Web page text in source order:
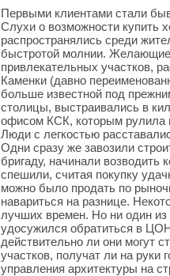
Первыми клиентами стали
Слухи о возможности купить
распространялись среди
быстротой молнии. Желающие
привлекательных участков,
Каменки (давно
больше известной под
столицы, выстраивались в
офисом КСК, которым рулила
Люди с легкостью
Одни сразу же завозили
бригаду, начинали возводить
спешили, считая покупку
можно было продать по
навариться на разнице.
лучших времен. Но ни один
удосужился обратиться в
действительно ли они могут
участков, получат ли на руки
управления архитектуры на